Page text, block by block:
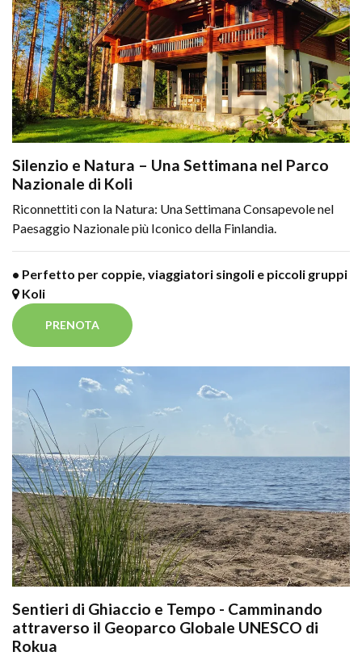
Silenzio e Natura – Una Settimana nel Parco
Nazionale di Koli
Riconnettiti con la Natura: Una Settimana Consapevole nel
Paesaggio Nazionale più Iconico della Finlandia.
• Perfetto per coppie, viaggiatori singoli e piccoli gruppi
Koli
PRENOTA
Sentieri di Ghiaccio e Tempo - Camminando
attraverso il Geoparco Globale UNESCO di
Rokua